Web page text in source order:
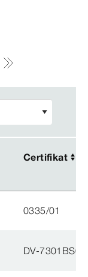
Certifikat
Certifikat
0335/01
DV-